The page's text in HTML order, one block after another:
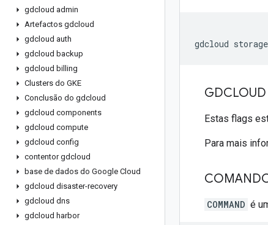
gdcloud admin
Artefactos gdcloud
gdcloud auth
gdcloud backup
gdcloud billing
Clusters do GKE
Conclusão do gdcloud
gdcloud components
gdcloud compute
gdcloud config
contentor gdcloud
base de dados do Google Cloud
gdcloud disaster-recovery
gdcloud dns
gdcloud harbor
GDCLOUD
Estas flags
Para mais
COMMAND é